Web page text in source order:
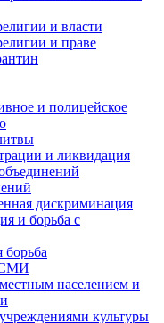
и власти
и праве
и полицейское
и ликвидация
дискриминация
и борьба с
борьба
СМИ
населением и
культуры